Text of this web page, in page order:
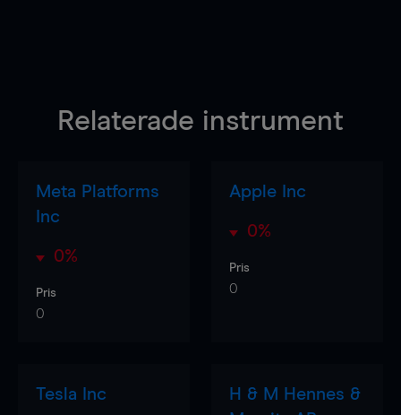
Relaterade instrument
Meta Platforms
Inc
0%
Pris
0
Apple Inc
0%
Pris
0
Tesla Inc
H & M Hennes &